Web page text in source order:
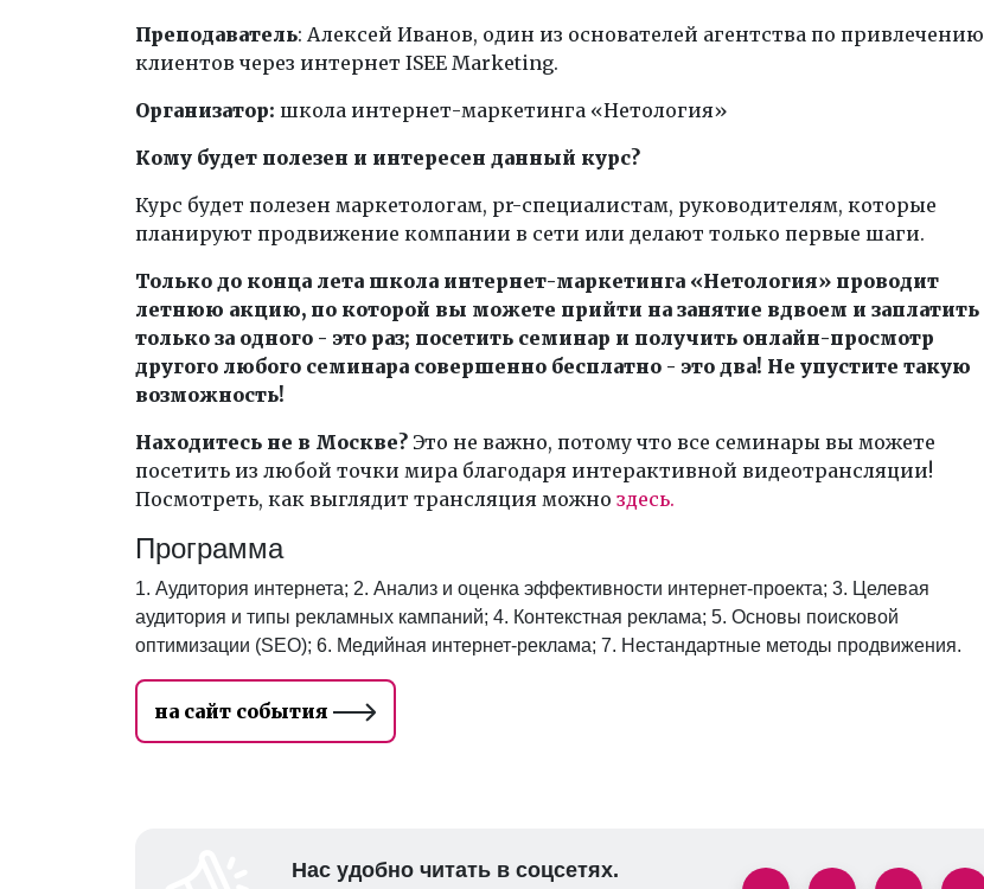
Преподаватель: Алексей Иванов, один из основателей агентства по привлечению
клиентов через интернет ISEE Marketing.
Организатор: школа интернет-маркетинга «Нетология»
Кому будет полезен и интересен данный курс?
Курс будет полезен маркетологам, pr-специалистам, руководителям, которые
планируют продвижение компании в сети или делают только первые шаги.
Только до конца лета школа интернет-маркетинга «Нетология» проводит
летнюю акцию, по которой вы можете прийти на занятие вдвоем и заплатить
только за одного - это раз; посетить семинар и получить онлайн-просмотр
другого любого семинара совершенно бесплатно - это два! Не упустите такую
возможность!
Находитесь не в Москве? Это не важно, потому что все семинары вы можете
посетить из любой точки мира благодаря интерактивной видеотрансляции!
Посмотреть, как выглядит трансляция можно здесь.
Программа
1. Аудитория интернета; 2. Анализ и оценка эффективности интернет-проекта; 3. Целевая
аудитория и типы рекламных кампаний; 4. Контекстная реклама; 5. Основы поисковой
оптимизации (SEO); 6. Медийная интернет-реклама; 7. Нестандартные методы продвижения.
на сайт события
Нас удобно читать в соцсетях.